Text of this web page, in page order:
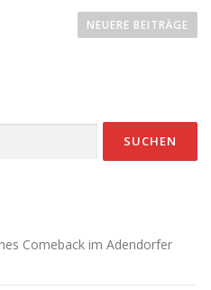
NEUERE BEITRÄGE
Comeback im Adendorfer